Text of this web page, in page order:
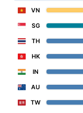
VN
SG
TH
HK
IN
AU
TW